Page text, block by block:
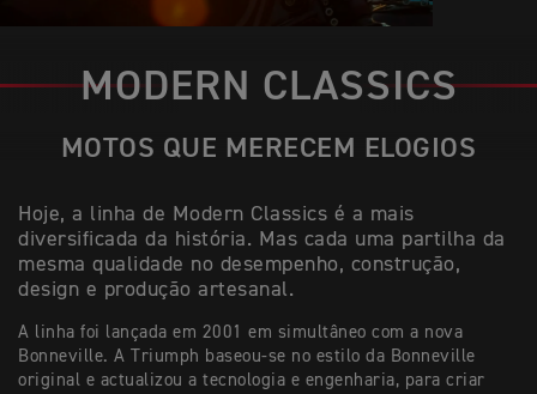
MODERN CLASSICS
MOTOS QUE MERECEM ELOGIOS
Hoje, a linha de Modern Classics é a mais
diversificada da história. Mas cada uma partilha da
mesma qualidade no desempenho, construção,
design e produção artesanal.
A linha foi lançada em 2001 em simultâneo com a nova
Bonneville. A Triumph baseou-se no estilo da Bonneville
original e actualizou a tecnologia e engenharia, para criar